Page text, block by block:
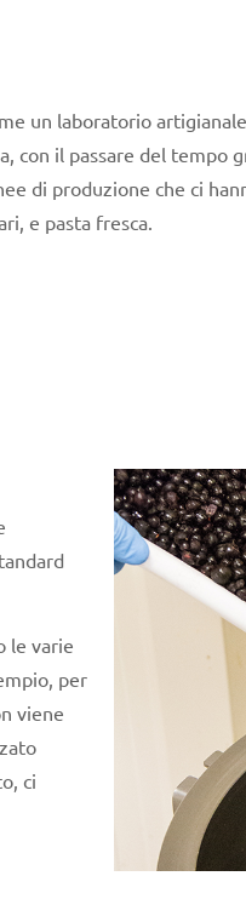
un laboratorio
con il passare del tempo
di produzione che ci
e pasta fresca.
le varie
per
viene
ci